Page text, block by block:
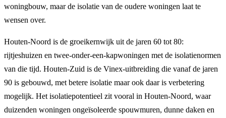
woningbouw, maar de isolatie van de oudere woningen laat te
wensen over.
Houten-Noord is de groeikernwijk uit de jaren 60 tot 80:
rijtjeshuizen en twee-onder-een-kapwoningen met de isolatienormen
van die tijd. Houten-Zuid is de Vinex-uitbreiding die vanaf de jaren
90 is gebouwd, met betere isolatie maar ook daar is verbetering
mogelijk. Het isolatiepotentieel zit vooral in Houten-Noord, waar
duizenden woningen ongeïsoleerde spouwmuren, dunne daken en